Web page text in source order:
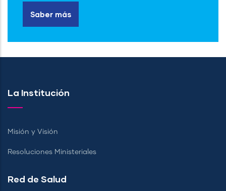
Saber más
La Institución
Misión y Visión
Resoluciones Ministeriales
Red de Salud